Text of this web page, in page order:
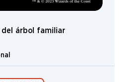
árbol familiar